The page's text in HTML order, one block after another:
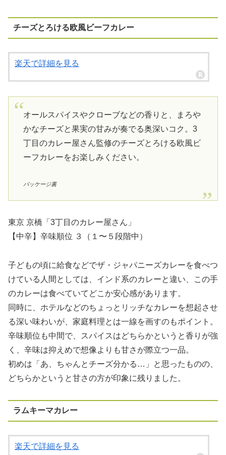
チーズとろける欧風ビーフカレー
楽天で詳細を見る
オールスパイスやクローブなどの香りと、まろや
かなチーズと果実の甘みが奏でる奥深いコク。3
丁目のカレー屋さん監修のチーズとろける欧風ビ
ーフカレーをお楽しみください。
パッケージ裏
東京 京橋「3丁目のカレー屋さん」
【中辛】辛味順位 ３（１〜５段階中）
子どもの頃に給食などでザ・ジャパニーズカレーを食べつ
けている人間としては、インド系のカレーと違い、この手
のカレーは食べていてどこか安心感があります。
同時に、ホテルなどのちょっとリッチなカレーを想起させ
る深い味わいが、家庭料理とは一線を画すのもポイント。
辛味順位も中間で、スパイスはどちらかというと香りが強
く、辛味は抑えめで想像よりも甘さが際立つ一品。
初めは「あ、ちゃんとチーズ分かる…」と思ったものの、
どちらかというと甘さの方が印象に残りました。
ラムキーマカレー
楽天で詳細を見る